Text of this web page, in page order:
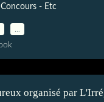
- Etc
organisé par